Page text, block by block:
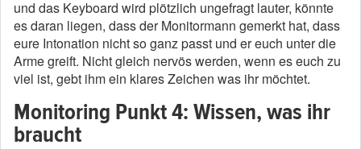
und das Keyboard wird plötzlich ungefragt lauter, könnte
es daran liegen, dass der Monitormann gemerkt hat, dass
eure Intonation nicht so ganz passt und er euch unter die
Arme greift. Nicht gleich nervös werden, wenn es euch zu
viel ist, gebt ihm ein klares Zeichen was ihr möchtet.
Monitoring Punkt 4: Wissen, was ihr
braucht